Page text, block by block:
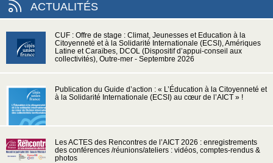
ACTUALITÉS
CUF : Offre de stage : Climat, Jeunesses et Education à la
Citoyenneté et à la Solidarité Internationale (ECSI), Amériques
Latine et Caraïbes, DCOL (Dispositif d’appui-conseil aux
collectivités), Outre-mer - Septembre 2026
Publication du Guide d’action : « L’Éducation à la Citoyenneté et
à la Solidarité Internationale (ECSI) au cœur de l’AICT » !
Les ACTES des Rencontres de l’AICT 2026 : enregistrements
des conférences /réunions/ateliers : vidéos, comptes-rendus &
photos